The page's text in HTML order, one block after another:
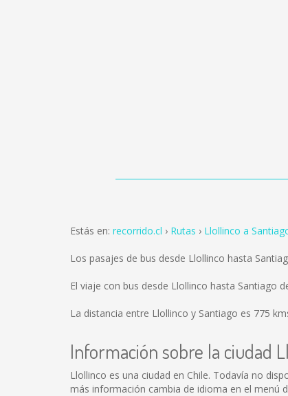
Estás en: recorrido.cl Rutas Llollinco a
Los pasajes de bus desde Llollinco hasta
El viaje con bus desde Llollinco hasta Santiago
La distancia entre Llollinco y Santiago es 775
Información sobre la ciudad
Llollinco es una ciudad en Chile. Todavía no
más información cambia de idioma en el menú